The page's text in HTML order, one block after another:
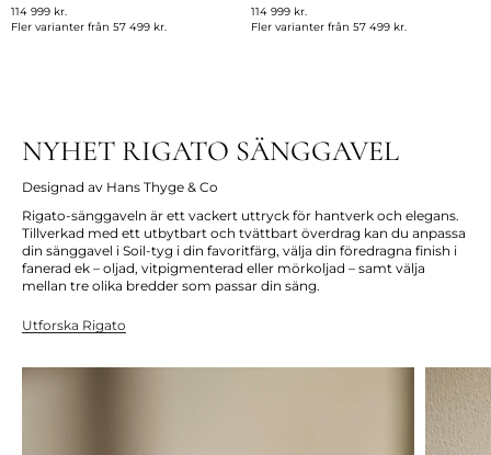
114 999 kr.
Fler varianter från 57 499 kr.
114 999 kr.
Fler varianter från 57 499 kr.
NYHET RIGATO SÄNGGAVEL
Designad av Hans Thyge & Co
Rigato-sänggaveln är ett vackert uttryck för hantverk och elegans.
Tillverkad med ett utbytbart och tvättbart överdrag kan du anpassa
din sänggavel i Soil-tyg i din favoritfärg, välja din föredragna finish i
fanerad ek – oljad, vitpigmenterad eller mörkoljad – samt välja
mellan tre olika bredder som passar din säng.
Utforska Rigato